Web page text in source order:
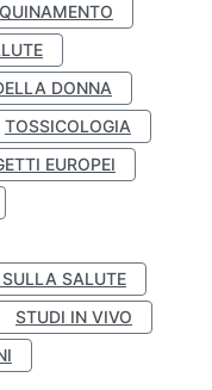
DONNA
TOSSICOLOGIA
EUROPEI
SALUTE
STUDI IN VIVO